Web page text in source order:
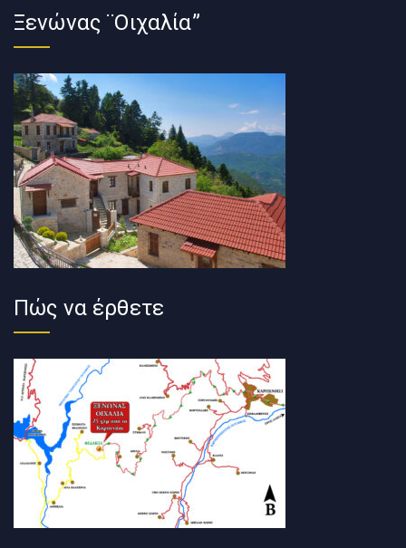
Ξενώνας ¨Οιχαλία”
Πώς να έρθετε